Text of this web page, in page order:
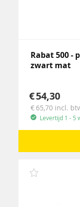
Rabat 500 -
zwart mat
54,30
65,70 incl.
Levertijd 1 - 5